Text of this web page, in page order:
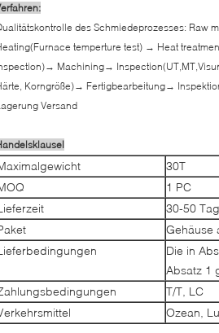
des Schmiedeprozesses: Raw
temperture test) → Heat
Machining→
Korngröße)→ Fertigbearbeitung→
Versand
30T
1 PC
30-50
Gehäuse
Die in
Absatz 1
T/T, LC
Ozean,